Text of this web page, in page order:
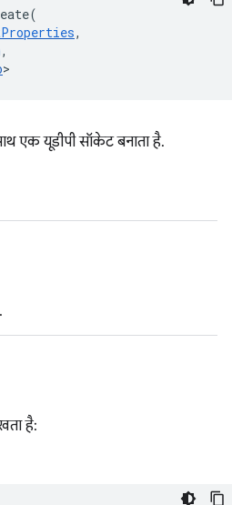
(
,
,
>
एक यूडीपी सॉकेट बनाता है.
है: